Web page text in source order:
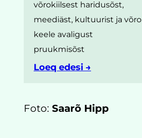
võrokiilsest haridusõst,
meediäst, kultuurist ja võro
keele avaligust
pruukmisõst
Loeq edesi →
Foto: Saarõ Hipp